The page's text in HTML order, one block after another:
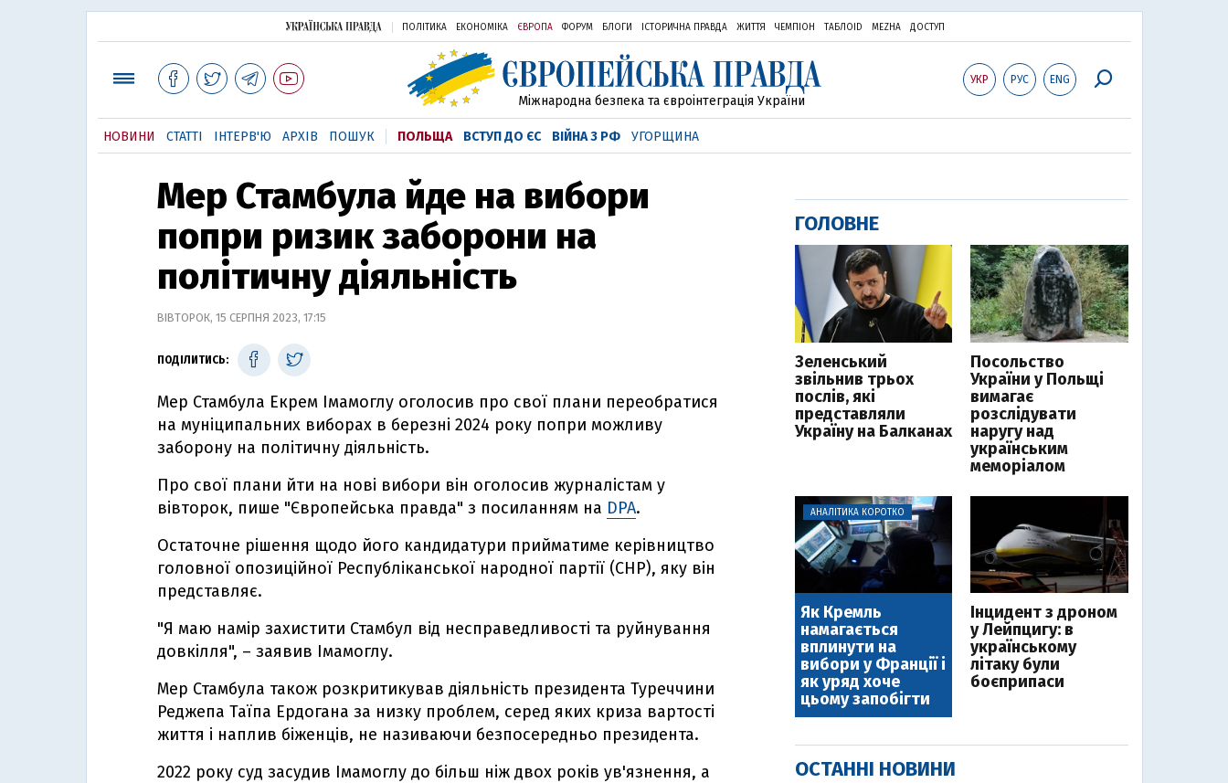
ПОЛІТИКА ЕКОНОМІКА ЄВРОПА ФОРУМ БЛОГИ ІСТОРИЧНА ПРАВДА ЖИТТЯ ЧЕМПІОН ТАБЛОID MEZHA ДОСТУП
УКР РУС ENG
Міжнародна безпека та євроінтеграція України
НОВИНИ СТАТТІ ІНТЕРВ'Ю АРХІВ ПОШУК ПОЛЬЩА ВСТУП ДО ЄС ВІЙНА З РФ УГОРЩИНА
Мер Стамбула йде на вибори
попри ризик заборони на
політичну діяльність
ВІВТОРОК, 15 СЕРПНЯ 2023, 17:15
ПОДІЛИТИСЬ:
Мер Стамбула Екрем Імамоглу оголосив про свої плани переобратися
на муніципальних виборах в березні 2024 року попри можливу
заборону на політичну діяльність.
Про свої плани йти на нові вибори він оголосив журналістам у
вівторок, пише "Європейська правда" з посиланням на DPA.
Остаточне рішення щодо його кандидатури прийматиме керівництво
головної опозиційної Республіканської народної партії (CHP), яку він
представляє.
"Я маю намір захистити Стамбул від несправедливості та руйнування
довкілля", – заявив Імамоглу.
Мер Стамбула також розкритикував діяльність президента Туреччини
Реджепа Таїпа Ердогана за низку проблем, серед яких криза вартості
життя і наплив біженців, не називаючи безпосередньо президента.
2022 року суд засудив Імамоглу до більш ніж двох років ув'язнення, а
ГОЛОВНЕ
Зеленський
звільнив трьох
послів, які
представляли
Україну на Балканах
Посольство
України у Польщі
вимагає
розслідувати
наругу над
українським
меморіалом
АНАЛІТИКА КОРОТКО
Як Кремль
намагається
вплинути на
вибори у Франції і
як уряд хоче
цьому запобігти
Інцидент з дроном
у Лейпцигу: в
українському
літаку були
боєприпаси
ОСТАННІ НОВИНИ